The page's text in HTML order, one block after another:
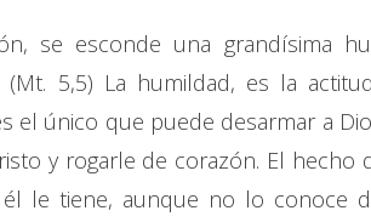
se esconde una grandísima
(Mt. 5,5) La humildad, es la
el único que puede desarmar a
y rogarle de corazón. El hecho
le tiene, aunque no lo conoce